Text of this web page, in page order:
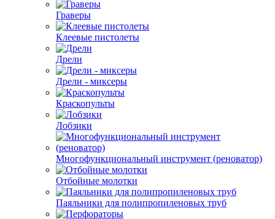
Граверы
Клеевые пистолеты
Дрели
Дрели - миксеры
Краскопульты
Лобзики
Многофункциональный инструмент (реноватор)
Отбойные молотки
Паяльники для полипропиленовых труб